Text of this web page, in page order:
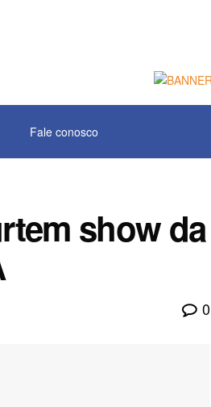
Fale conosco
show da
0